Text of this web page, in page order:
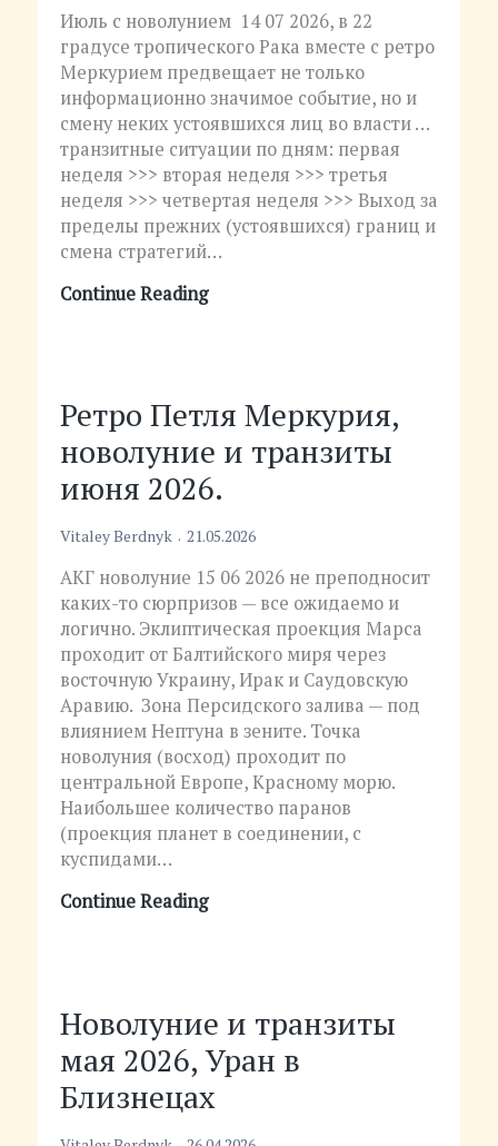
Июль с новолунием 14 07 2026, в 22
градусе тропического Рака вместе с ретро
Меркурием предвещает не только
информационно значимое событие, но и
смену неких устоявшихся лиц во власти …
транзитные ситуации по дням: первая
неделя >>> вторая неделя >>> третья
неделя >>> четвертая неделя >>> Выход за
пределы прежних (устоявшихся) границ и
смена стратегий…
Continue Reading
Ретро Петля Меркурия,
новолуние и транзиты
июня 2026.
Vitaley Berdnyk 21.05.2026
АКГ новолуние 15 06 2026 не преподносит
каких-то сюрпризов — все ожидаемо и
логично. Эклиптическая проекция Марса
проходит от Балтийского миря через
восточную Украину, Ирак и Саудовскую
Аравию. Зона Персидского залива — под
влиянием Нептуна в зените. Точка
новолуния (восход) проходит по
центральной Европе, Красному морю.
Наибольшее количество паранов
(проекция планет в соединении, с
куспидами…
Continue Reading
Новолуние и транзиты
мая 2026, Уран в
Близнецах